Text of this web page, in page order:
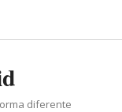
diferente